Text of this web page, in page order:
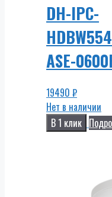
DH-IPC-
ASE-
19490 ₽
Нет в наличии
В 1 клик